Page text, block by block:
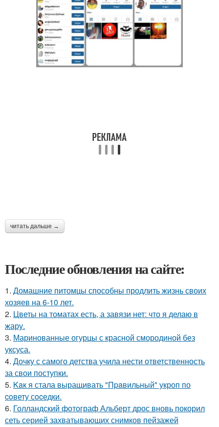
читать дальше →
Последние обновления на сайте:
1. Домашние питомцы способны продлить жизнь своих
хозяев на 6-10 лет.
2. Цветы на томатах есть, а завязи нет: что я делаю в
жару.
3. Маринованные огурцы с красной смородиной без
уксуса.
4. Дочку с самого детства учила нести ответственность
за свои поступки.
5. Kaк я стала выращивать "Пpaвильный" укроп по
coвету сocедки.
6. Голландский фотограф Альберт дрос вновь покорил
сеть серией захватывающих снимков пейзажей